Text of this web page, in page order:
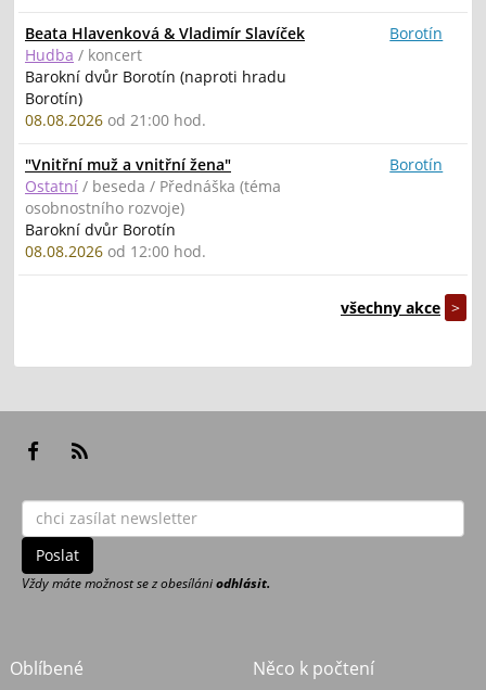
Beata Hlavenková & Vladimír Slavíček
Hudba / koncert
Barokní dvůr Borotín (naproti hradu
Borotín)
08.08.2026 od 21:00 hod.
Borotín
"Vnitřní muž a vnitřní žena"
Ostatní / beseda / Přednáška (téma
osobnostního rozvoje)
Barokní dvůr Borotín
08.08.2026 od 12:00 hod.
Borotín
všechny akce >
Vždy máte možnost se z obesílániodhlásit.
Oblíbené Něco k počtení